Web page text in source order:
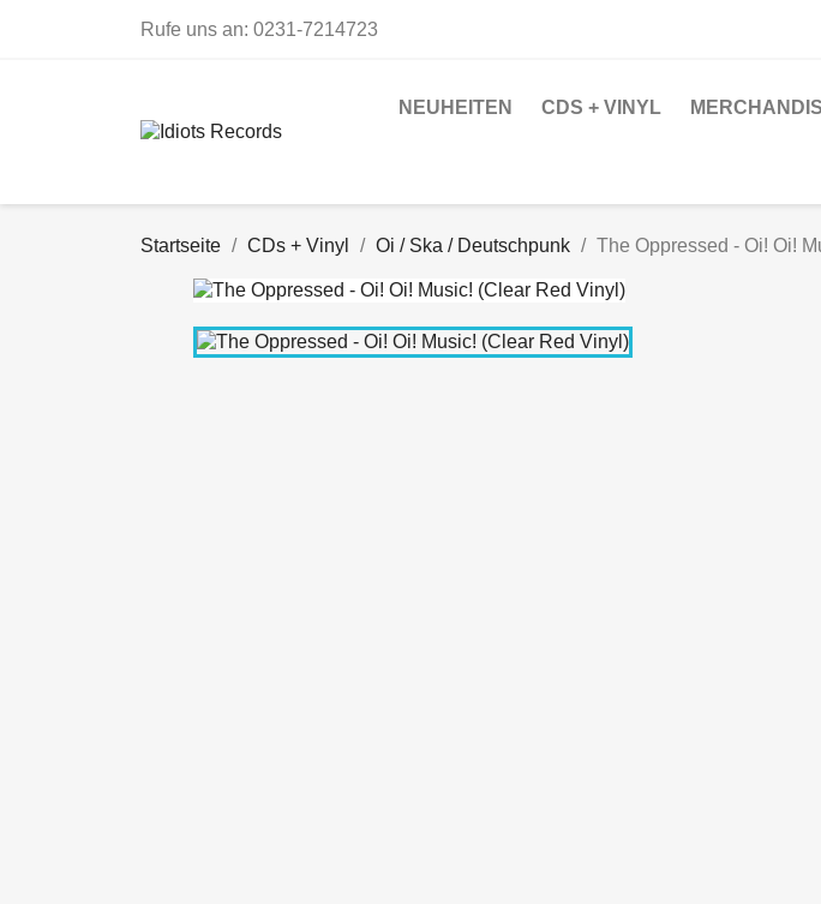
Rufe uns an: 0231-7214723
NEUHEITEN CDS + VINYL
Startseite CDs + Vinyl Oi / Ska / Deutschpunk The Oppressed - Oi! Oi!